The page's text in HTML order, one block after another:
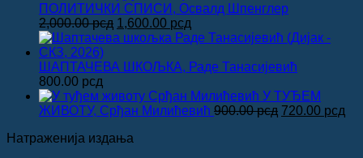
ПОЛИТИЧКИ СПИСИ, Освалд Шпенглер
2,000.00рсд Оригинална
цена
била:
1,600.00 рсд
цена
1,600.00 рсд.
ШАПТАЧЕВА ШКОЉКА, Раде Танасијевић
800.00 рсд
У ТУЂЕМ
ЖИВОТУ, Срђан Милићевић 900.00рсд Оригинална
720.00 рсд
Натраженија издања